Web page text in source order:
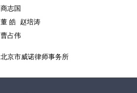
商志国
董 皓 赵培涛
曹占伟
北京市威诺律师事务所